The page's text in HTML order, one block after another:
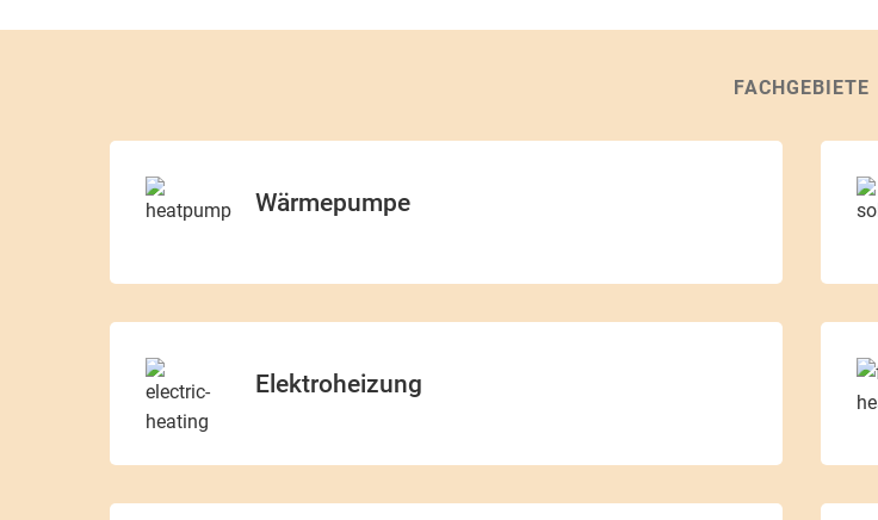
FACHGEBIETE
Wärmepumpe
Elektroheizung